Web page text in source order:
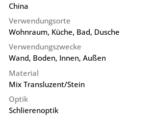
China
Verwendungsorte
Wohnraum, Küche, Bad, Dusche
Verwendungszwecke
Wand, Boden, Innen, Außen
Material
Mix Transluzent/Stein
Optik
Schlierenoptik